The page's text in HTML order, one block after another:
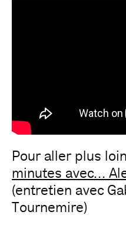
Pour aller plus
minutes avec…
(entretien avec
Tournemire)